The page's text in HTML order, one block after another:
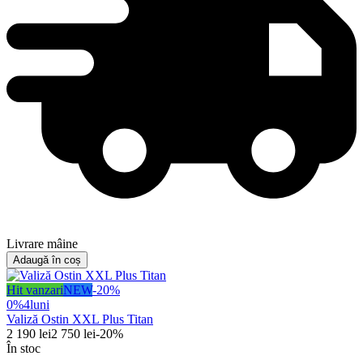
Livrare mâine
Adaugă în coș
Hit vanzariNEW-20%
0%4luni
Valiză Ostin XXL Plus Titan
2 190 lei2 750 lei-20%
În stoc